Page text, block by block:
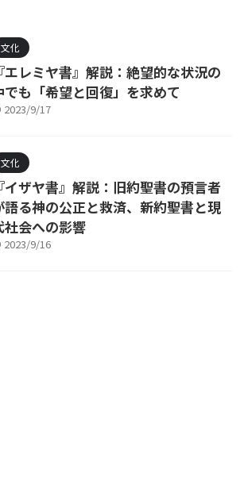
文化
『エレミヤ書』解説：絶望的な状況の
でも「希望と回復」を求めて
2023/9/17
文化
『イザヤ書』解説：旧約聖書の預言者
語る神の公正と救済、新約聖書と現
社会への影響
2023/9/16